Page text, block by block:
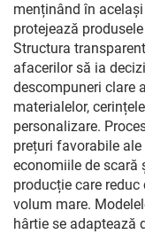
menținând în
protejează
Structura
afacerilor să ia
descompuneri clare
materialelor,
personalizare.
prețuri favorabile
economiile de scară
producție care
volum mare.
hârtie se adaptează